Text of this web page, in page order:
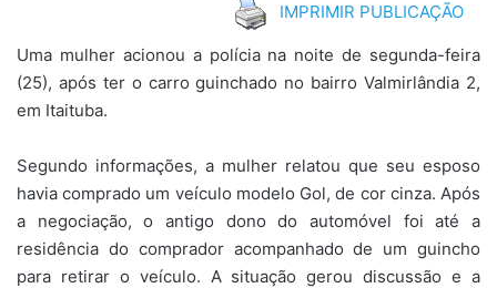
IMPRIMIR PUBLICAÇÃO
Uma mulher acionou a polícia na noite de segunda-feira
(25), após ter o carro guinchado no bairro Valmirlândia 2,
em Itaituba.
Segundo informações, a mulher relatou que seu esposo
havia comprado um veículo modelo Gol, de cor cinza. Após
a negociação, o antigo dono do automóvel foi até a
residência do comprador acompanhado de um guincho
para retirar o veículo. A situação gerou discussão e a